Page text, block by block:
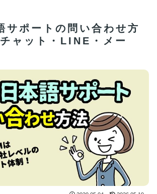
サポートの問い合わせ方
ャット・LINE・メー